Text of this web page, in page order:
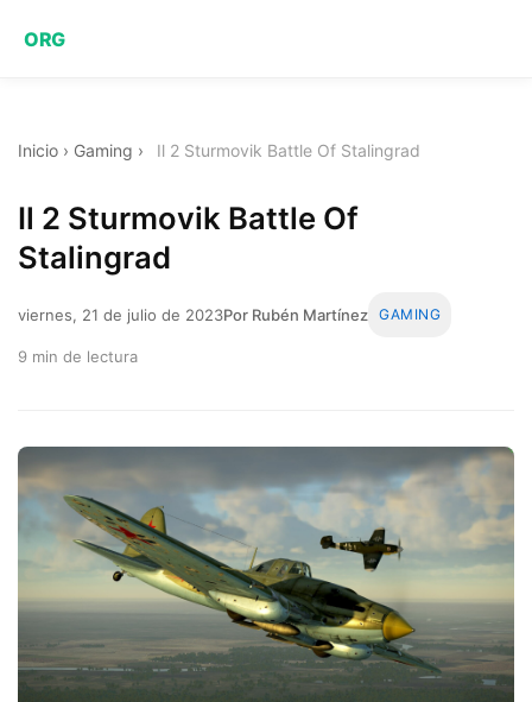
ORG
Inicio › Gaming › Il 2 Sturmovik Battle Of Stalingrad
Il 2 Sturmovik Battle Of
Stalingrad
viernes, 21 de julio de 2023Por Rubén Martínez GAMING
9 min de lectura